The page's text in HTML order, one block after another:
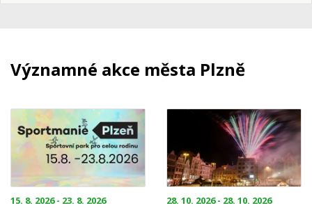
Významné akce města Plzně
15. 8. 2026 - 23. 8. 2026 28. 10. 2026 - 28. 10. 2026